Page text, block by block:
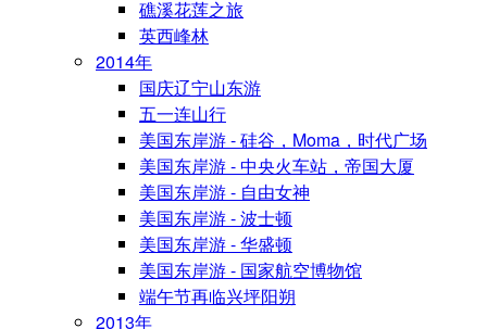
礁溪花莲之旅
英西峰林
2014年
国庆辽宁山东游
五一连山行
美国东岸游 - 硅谷，Moma，时代广场
美国东岸游 - 中央火车站，帝国大厦
美国东岸游 - 自由女神
美国东岸游 - 波士顿
美国东岸游 - 华盛顿
美国东岸游 - 国家航空博物馆
端午节再临兴坪阳朔
2013年